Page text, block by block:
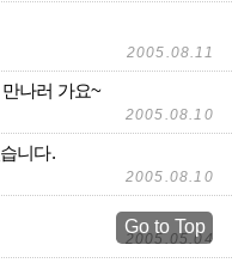
2005.08.11
나러 가요~
2005.08.10
니다.
2005.08.10
2005.05.04
Go to Top